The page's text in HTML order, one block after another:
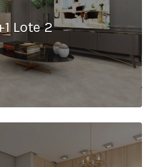
Lote 2